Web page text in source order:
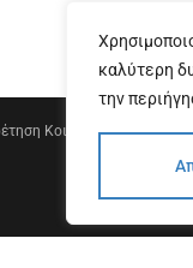
καλύτερη
την
Οι
Κοινού